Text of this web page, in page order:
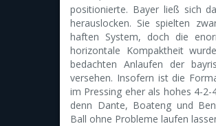
positionierte. Bayer ließ sich
herauslocken. Sie spielten
haften System, doch die
horizontale Kompaktheit
bedachten Anlaufen der
versehen. Insofern ist die
im Pressing eher als hohes 4-2-
denn Dante, Boateng und
Ball ohne Probleme laufen